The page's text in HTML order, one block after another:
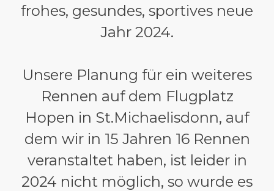
frohes, gesundes, sportives neue
Jahr 2024.
Unsere Planung für ein weiteres
Rennen auf dem Flugplatz
Hopen in St.Michaelisdonn, auf
dem wir in 15 Jahren 16 Rennen
veranstaltet haben, ist leider in
2024 nicht möglich, so wurde es